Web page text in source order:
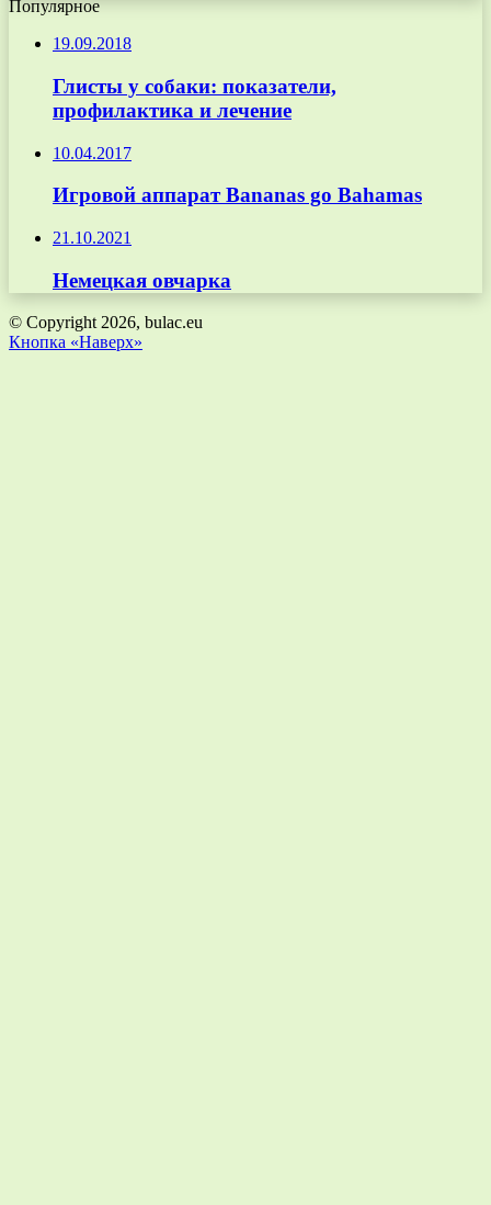
Популярное
19.09.2018
Глисты у собаки: показатели,
профилактика и лечение
10.04.2017
Игровой аппарат Bananas go Bahamas
21.10.2021
Немецкая овчарка
© Copyright 2026, bulac.eu
Кнопка «Наверх»